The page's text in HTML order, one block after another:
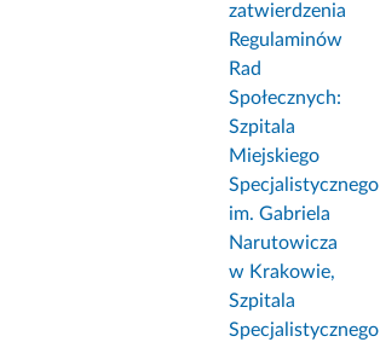
zatwierdzenia
Regulaminów
Rad
Społecznych:
Szpitala
Miejskiego
Specjalistycznego
im. Gabriela
Narutowicza
w Krakowie,
Szpitala
Specjalistycznego